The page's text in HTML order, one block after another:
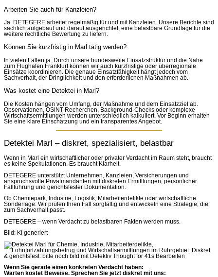
Arbeiten Sie auch für Kanzleien?
Ja. DETEGERE arbeitet regelmäßig für und mit Kanzleien. Unsere Berichte sind
sachlich aufgebaut und darauf ausgerichtet, eine belastbare Grundlage für die
weitere rechtliche Bewertung zu liefern.
Können Sie kurzfristig in Marl tätig werden?
In vielen Fällen ja. Durch unsere bundesweite Einsatzstruktur und die Nähe
zum Flughafen Frankfurt können wir auch kurzfristige oder überregionale
Einsätze koordinieren. Die genaue Einsatzfähigkeit hängt jedoch vom
Sachverhalt, der Dringlichkeit und den erforderlichen Maßnahmen ab.
Was kostet eine Detektei in Marl?
Die Kosten hängen vom Umfang, der Maßnahme und dem Einsatzziel ab.
Observationen, OSINT-Recherchen, Background-Checks oder komplexe
Wirtschaftsermittlungen werden unterschiedlich kalkuliert. Vor Beginn erhalten
Sie eine klare Einschätzung und ein transparentes Angebot.
Detektei Marl – diskret, spezialisiert, belastbar
Wenn in Marl ein wirtschaftlicher oder privater Verdacht im Raum steht, braucht
es keine Spekulationen. Es braucht Klarheit.
DETEGERE unterstützt Unternehmen, Kanzleien, Versicherungen und
anspruchsvolle Privatmandanten mit diskreten Ermittlungen, persönlicher
Fallführung und gerichtsfester Dokumentation.
Ob Chemiepark, Industrie, Logistik, Mitarbeiterdelikte oder wirtschaftliche
Sonderlage: Wir prüfen Ihren Fall sorgfältig und entwickeln eine Strategie, die
zum Sachverhalt passt.
DETEGERE – wenn Verdacht zu belastbaren Fakten werden muss.
Bild: KI generiert
Wenn Sie gerade einen konkreten Verdacht haben:
Warten kostet Beweise. Sprechen Sie jetzt diskret mit uns: